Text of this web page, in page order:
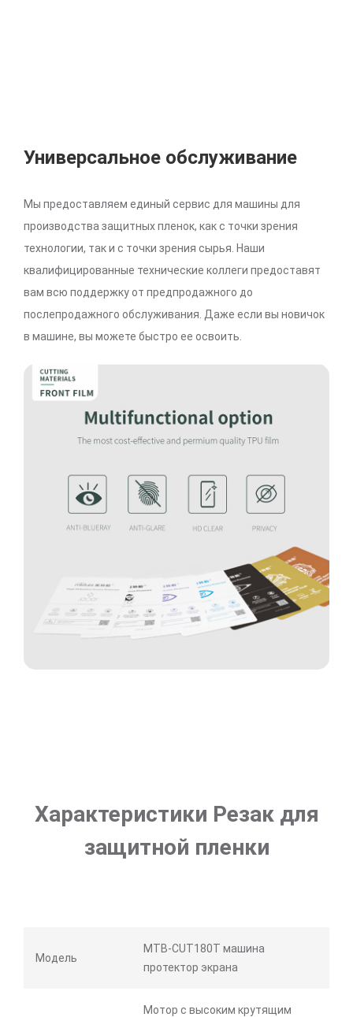
Универсальное обслуживание
Мы предоставляем единый сервис для машины для
производства защитных пленок, как с точки зрения
технологии, так и с точки зрения сырья. Наши
квалифицированные технические коллеги предоставят
вам всю поддержку от предпродажного до
послепродажного обслуживания. Даже если вы новичок
в машине, вы можете быстро ее освоить.
Характеристики Резак для
защитной пленки
Модель
MTB-CUT180T машина
протектор экрана
Мотор с высоким крутящим